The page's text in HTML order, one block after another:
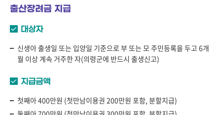
출산장려금 지급
대상자
신생아 출생일 또는 입양일 기준으로 부 또는 모 주민등록을 두고 6개
월 이상 계속 거주한 자(의령군에 반드시 출생신고)
지급금액
첫째아 400만원 (첫만남이용권 200만원 포함, 분할지급)